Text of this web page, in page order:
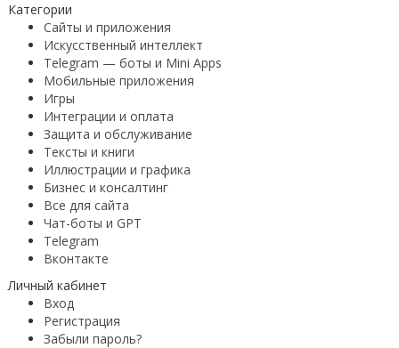
Категории
Сайты и приложения
Искусственный интеллект
Telegram — боты и Mini Apps
Мобильные приложения
Игры
Интеграции и оплата
Защита и обслуживание
Тексты и книги
Иллюстрации и графика
Бизнес и консалтинг
Все для сайта
Чат-боты и GPT
Telegram
Вконтакте
Личный кабинет
Вход
Регистрация
Забыли пароль?